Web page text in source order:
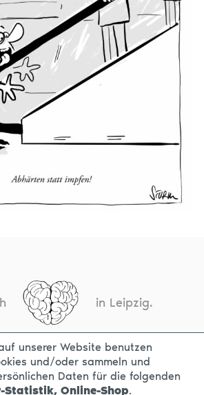
in Leipzig.
IMPRESSUM DATENSCHUTZ
unserer Website benutzen
und/oder sammeln und
Daten für die folgenden
Statistik, Online-Shop.